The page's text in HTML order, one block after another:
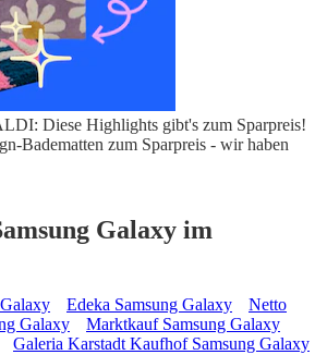
Diese Highlights gibt's zum Sparpreis!
Badematten zum Sparpreis - wir haben
Galaxy im
Edeka Samsung Galaxy
Netto
Galaxy
Marktkauf Samsung Galaxy
Galeria Karstadt Kaufhof Samsung Galaxy